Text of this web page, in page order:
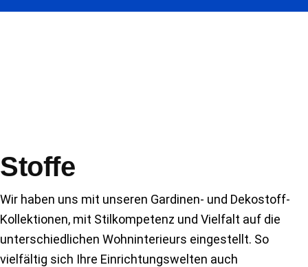
Stoffe
Wir haben uns mit unseren Gardinen- und Dekostoff-
Kollektionen, mit Stilkompetenz und Vielfalt auf die
unterschiedlichen Wohninterieurs eingestellt. So
vielfältig sich Ihre Einrichtungswelten auch